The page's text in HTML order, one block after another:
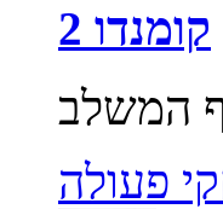
קומנדו 2
פעולה